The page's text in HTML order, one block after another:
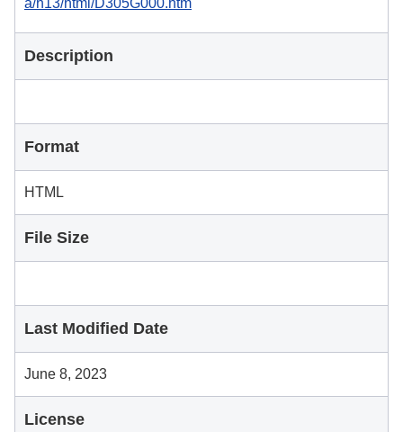
a/h13/html/D305G000.htm
Description
Format
HTML
File Size
Last Modified Date
June 8, 2023
License